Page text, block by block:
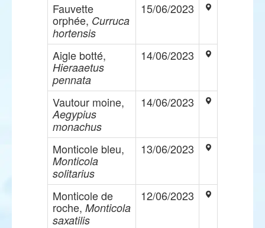
Fauvette
orphée, Curruca
hortensis
15/06/2023
Aigle botté,
Hieraaetus
pennata
14/06/2023
Vautour moine,
Aegypius
monachus
14/06/2023
Monticole bleu,
Monticola
solitarius
13/06/2023
Monticole de
roche, Monticola
saxatilis
12/06/2023